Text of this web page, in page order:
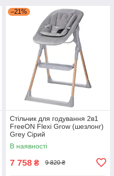
–21%
Стільчик для годування 2в1
FreeON Flexi Grow (шезлонг)
Grey Сірий
В наявності
7 758 ₴ 9 820 ₴